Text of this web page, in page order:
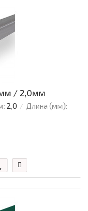
/ 2,0мм
2,0
Длина (мм):